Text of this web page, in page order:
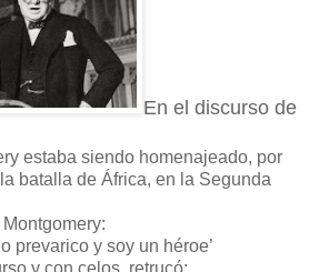
En el discurso de
estaba siendo homenajeado, por
batalla de África, en la Segunda
prevarico y soy un héroe’